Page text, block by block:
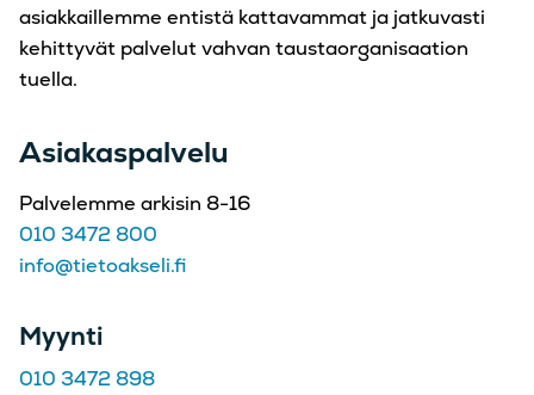
asiakkaillemme entistä kattavammat ja jatkuvasti
kehittyvät palvelut vahvan taustaorganisaation
tuella.
Asiakaspalvelu
Palvelemme arkisin 8-16
010 3472 800
info@tietoakseli.fi
Myynti
010 3472 898